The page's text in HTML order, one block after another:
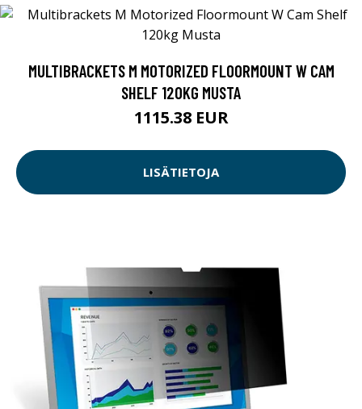
MULTIBRACKETS M MOTORIZED FLOORMOUNT W CAM
SHELF 120KG MUSTA
1115.38 EUR
LISÄTIETOJA